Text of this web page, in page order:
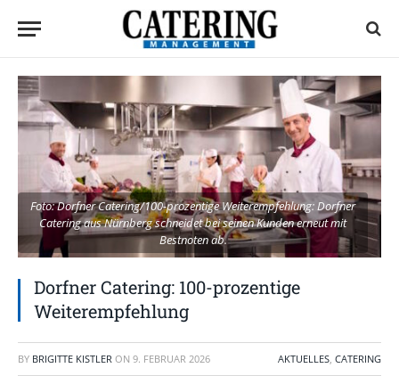
Foto: Dorfner Catering/100-prozentige Weiterempfehlung: Dorfner
Catering aus Nürnberg schneidet bei seinen Kunden erneut mit
Bestnoten ab.
Dorfner Catering: 100-prozentige
Weiterempfehlung
BY BRIGITTE KISTLER ON 9. FEBRUAR 2026 AKTUELLES, CATERING